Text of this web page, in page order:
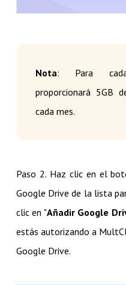
Nota: Para
proporcionará 5GB
cada mes.
Paso 2. Haz clic en el
Google Drive de la lista
clic en "Añadir Google
estás autorizando a
Google Drive.